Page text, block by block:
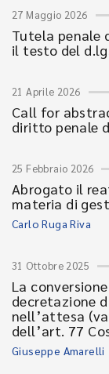
27 Maggio 2026
Tutela penale
il testo del
21 Aprile 2026
Call for
diritto penale
25 Febbraio 2026
Abrogato il
materia di
Carlo Ruga Riva
31 Ottobre 2025
La
decretazione
nell’attesa
dell’art. 77
Giuseppe Amarelli